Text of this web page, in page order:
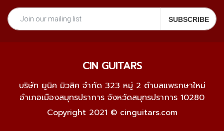
CIN GUITARS
บริษัท ยูนิค มิวสิค จำกัด 323 หมู่ 2 ตำบลแพรกษาใหม่
อำเภอเมืองสมุทรปราการ จังหวัดสมุทรปราการ 10280
Copyright 2021 © cinguitars.com